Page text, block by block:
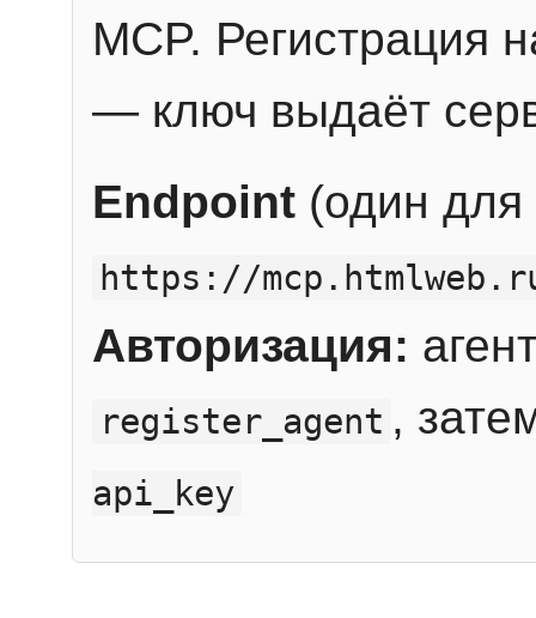
MCP. Регистрация
— ключ выдаёт
Endpoint (один для
https://
Авторизация:
register_agent ,
api_key